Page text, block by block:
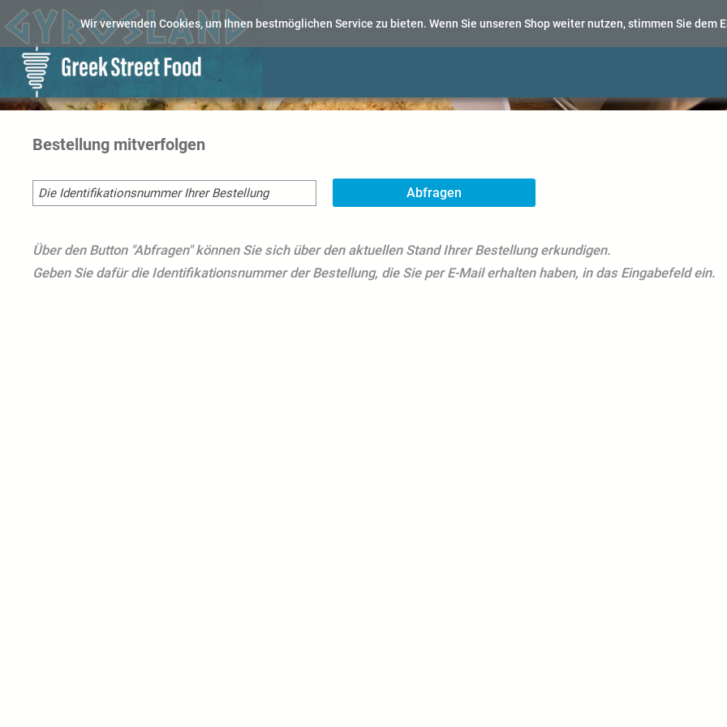
Bestellung mitverfolgen
Abfragen
Über den Button "Abfragen" können Sie sich über den aktuellen Stand Ihrer Bestellung erkundigen.
Geben Sie dafür die Identifikationsnummer der Bestellung, die Sie per E-Mail erhalten haben, in das Eingabefeld ein.
Wir verwenden Cookies, um Ihnen bestmöglichen Service zu bieten. Wenn Sie unseren Shop weiter nutzen, stimmen Sie dem